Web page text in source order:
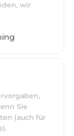
wir
Sie
(auch für